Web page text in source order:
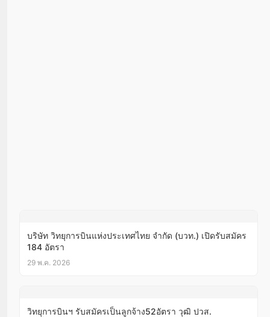
บริษัท วิทยุการบินแห่งประเทศไทย จำกัด (บวท.) เปิดรับสมัคร
184 อัตรา
29 พ.ค. 2026
วิทยุการบินฯ รับสมัครเป็นลูกจ้าง52อัตรา วุฒิ ปวส.